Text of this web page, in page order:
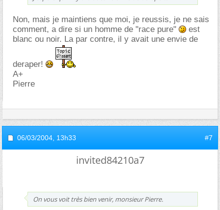
Non, mais je maintiens que moi, je reussis, je ne sais
comment, a dire si un homme de "race pure"
est
blanc ou noir. La par contre, il y avait une envie de
deraper!
A+
Pierre
06/03/2004, 13h33 #7
invited84210a7
On vous voit très bien venir, monsieur Pierre.